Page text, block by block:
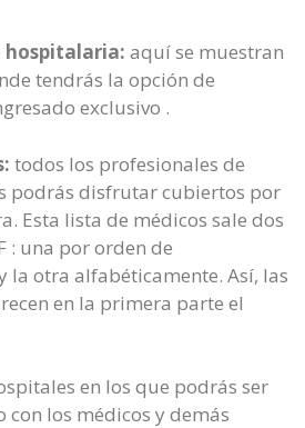
hospitalaria: aquí se muestran
tendrás la opción de
exclusivo .
todos los profesionales de
podrás disfrutar cubiertos por
Esta lista de médicos sale dos
: una por orden de
la otra alfabéticamente. Así, las
en la primera parte el
en los que podrás ser
con los médicos y demás